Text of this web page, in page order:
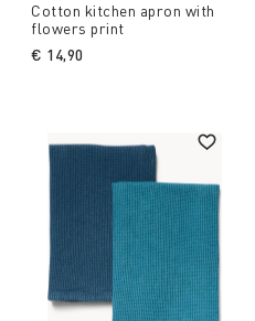
Cotton kitchen apron with
flowers print
€ 14,90